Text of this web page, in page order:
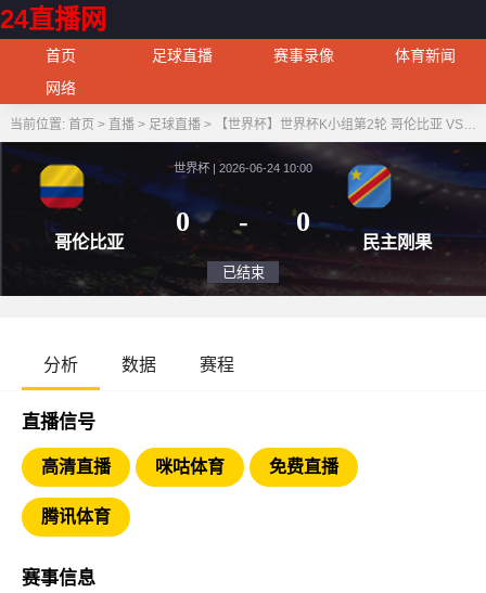
24直播网
首页 足球直播 赛事录像
体育新闻
网络
当前位置: 首页 > 直播> 足球直播> 【世界杯】世界杯K小组第2轮 哥伦比亚 VS 民主刚果
哥伦比亚
世界杯 | 2026-06-24 10:00
0
民
分析 数据 赛程
直播信号
高清直播 咪咕体育 免费直播
腾讯体育
赛事信息